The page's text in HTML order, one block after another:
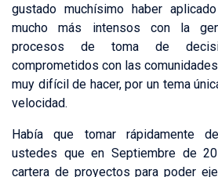
gustado muchísimo haber
mucho más intensos con la
procesos de toma de
comprometidos con las
muy difícil de hacer, por un tema
velocidad.
Había que tomar rápidamente
ustedes que en Septiembre de
cartera de proyectos para poder